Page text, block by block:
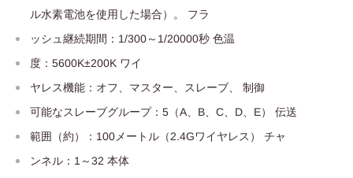
ル水素電池を使用した場合）。 フラ
ッシュ継続期間：1/300～1/20000秒 色温
度：5600K±200K ワイ
ヤレス機能：オフ、マスター、スレーブ、 制御
可能なスレーブグループ：5（A、B、C、D、E） 伝送
範囲（約）：100メートル（2.4Gワイヤレス） チャ
ンネル：1～32 本体